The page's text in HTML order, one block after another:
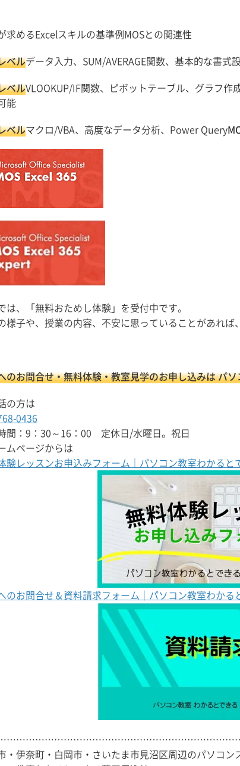
求めるExcelスキルの基準例MOSとの関連性
ベルデータ入力、SUM/AVERAGE関数、基本的な書式設
ベルVLOOKUP/IF関数、ピボットテーブル、グラフ作成
能
ベルマクロ/VBA、高度なデータ分析、Power Query
は、「無料おためし体験」を受付中です。
様子や、授業の内容、不安に思っていることがあれば
のお問合せ・無料体験・教室見学のお申し込みは パ
の方は
0436
間：9：30～16：00 定休日/水曜日。祝日
ムページからは
験レッスンお申込みフォーム｜パソコン教室わかると
のお問合せ＆資料請求フォーム｜パソコン教室わかる
・伊奈町・白岡市・さいたま市見沼区周辺のパソコン